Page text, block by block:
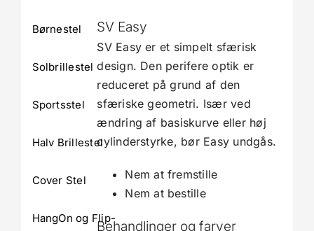
Børnestel
Solbrillestel
Sportsstel
Halv Brillestel
Cover Stel
HangOn og Flip-
SV Easy
SV Easy er et simpelt sfærisk
design. Den perifere optik er
reduceret på grund af den
sfæriske geometri. Især ved
ændring af basiskurve eller høj
cylinderstyrke, bør Easy undgås.
Nem at fremstille
Nem at bestille
Behandlinger og farver